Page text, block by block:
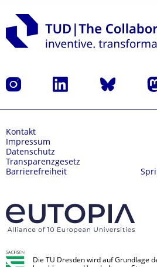
Instagram LinkedIn Bluesky
Kontakt
Impressum
Datenschutz
Transparenzgesetz
Barrierefreiheit
Die TU Dresden wird auf Grundlage